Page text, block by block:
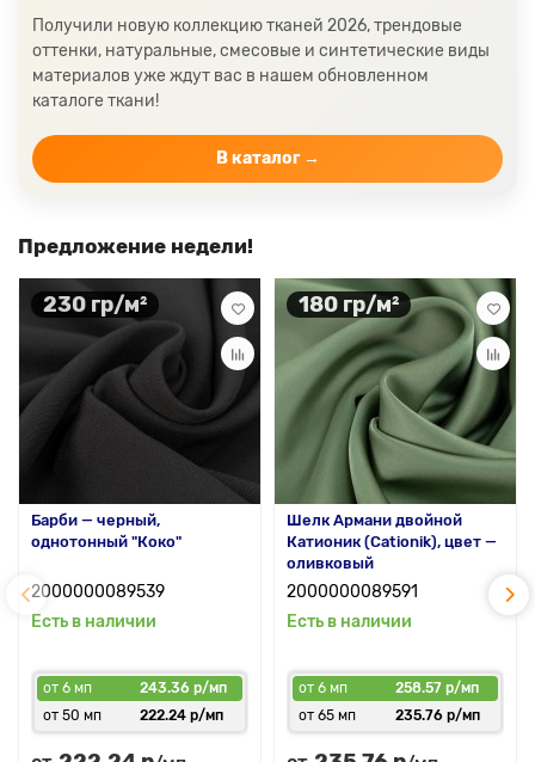
Получили новую коллекцию тканей 2026, трендовые
оттенки, натуральные, смесовые и синтетические виды
материалов уже ждут вас в нашем обновленном
каталоге ткани!
В каталог →
Предложение недели!
230 гр/м²
Барби — черный,
однотонный "Коко"
2000000089539
Есть в наличии
от 6 мп
243.36 р/мп
от 50 мп
222.24 р/мп
180 гр/м²
Шелк Армани двойной
Катионик (Cationik), цвет —
оливковый
2000000089591
Есть в наличии
от 6 мп
258.57 р/мп
от 65 мп
235.76 р/мп